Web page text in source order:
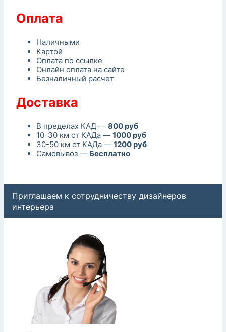
Оплата
Наличными
Картой
Оплата по ссылке
Онлайн оплата на сайте
Безналичный расчет
Доставка
В пределах КАД — 800 руб
10-30 км от КАДа — 1000 руб
30-50 км от КАДа — 1200 руб
Самовывоз — Бесплатно
Приглашаем к сотрудничеству дизайнеров
интерьера